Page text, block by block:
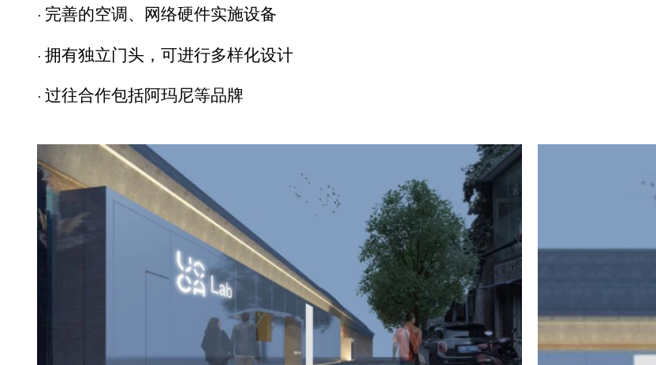
· 完善的空调、网络硬件实施设备
· 拥有独立门头，可进行多样化设计
· 过往合作包括阿玛尼等品牌